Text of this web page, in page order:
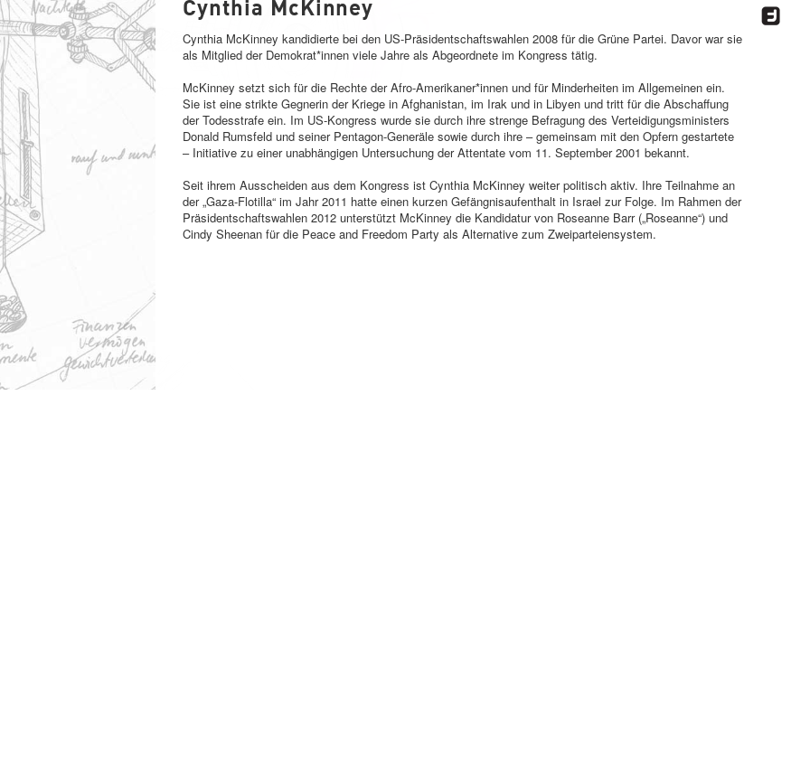
Cynthia McKinney
Cynthia McKinney kandidierte bei den US-Präsidentschaftswahlen 2008 für die Grüne Partei. Davor war sie
als Mitglied der Demokrat*innen viele Jahre als Abgeordnete im Kongress tätig.
McKinney setzt sich für die Rechte der Afro-Amerikaner*innen und für Minderheiten im Allgemeinen ein.
Sie ist eine strikte Gegnerin der Kriege in Afghanistan, im Irak und in Libyen und tritt für die Abschaffung
der Todesstrafe ein. Im US-Kongress wurde sie durch ihre strenge Befragung des Verteidigungsministers
Donald Rumsfeld und seiner Pentagon-Generäle sowie durch ihre – gemeinsam mit den Opfern gestartete
– Initiative zu einer unabhängigen Untersuchung der Attentate vom 11. September 2001 bekannt.
Seit ihrem Ausscheiden aus dem Kongress ist Cynthia McKinney weiter politisch aktiv. Ihre Teilnahme an
der „Gaza-Flotilla“ im Jahr 2011 hatte einen kurzen Gefängnisaufenthalt in Israel zur Folge. Im Rahmen der
Präsidentschaftswahlen 2012 unterstützt McKinney die Kandidatur von Roseanne Barr („Roseanne“) und
Cindy Sheenan für die Peace and Freedom Party als Alternative zum Zweiparteiensystem.